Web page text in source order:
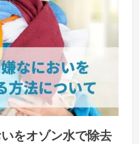
をオゾン水で除去